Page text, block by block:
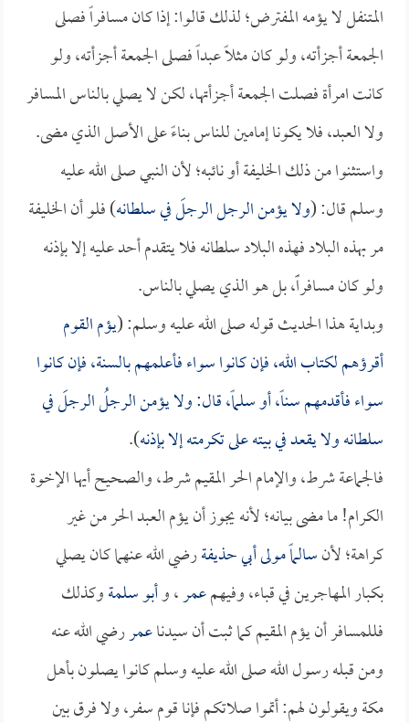
المتنفل لا يؤمه المفترض؛ لذلك قالوا: إذا كان مسافراً فصلى
الجمعة أجزأته، ولو كان مثلاً عبداً فصلى الجمعة أجزأته، ولو
كانت امرأة فصلت الجمعة أجزأتها، لكن لا يصلي بالناس المسافر
ولا العبد، فلا يكونا إمامين للناس بناءً على الأصل الذي مضى.
واستثنوا من ذلك الخليفة أو نائبه؛ لأن النبي صلى الله عليه
وسلم قال: (ولا يؤمن الرجل الرجلَ في سلطانه) فلو أن الخليفة
مر بهذه البلاد فهذه البلاد سلطانه فلا يتقدم أحد عليه إلا بإذنه
ولو كان مسافراًً، بل هو الذي يصلي بالناس.
وبداية هذا الحديث قوله صلى الله عليه وسلم: (يؤم القوم
أقرؤهم لكتاب الله، فإن كانوا سواء فأعلمهم بالسنة، فإن كانوا
سواء فأقدمهم سناً، أو سلماً، قال: ولا يؤمن الرجلُ الرجلَ في
سلطانه ولا يقعد في بيته على تكرمته إلا بإذنه).
فالجماعة شرط، والإمام الحر المقيم شرط، والصحيح أيها الإخوة
الكرام! ما مضى بيانه؛ لأنه يجوز أن يؤم العبد الحر من غير
كراهة؛ لأنسالماً مولى أبي حذيفةرضي الله عنهما كان يصلي
بكبار المهاجرين في قباء، وفيهمعمر، وأبو سلمةوكذلك
فللمسافر أن يؤم المقيم كما ثبت أن سيدناعمررضي الله عنه
ومن قبله رسول الله صلى الله عليه وسلم كانوا يصلون بأهل
مكة ويقولون لهم: أتموا صلاتكم فإنا قوم سفر، ولا فرق بين